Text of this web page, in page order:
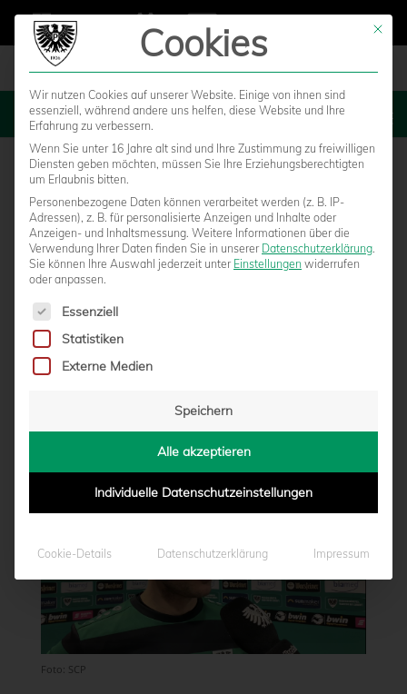
MENU
NACH REMIS: DIE STIMMEN ZUM SPIEL
vonMoritz Schwegmann|14.02.2020 - 22:00
Foto: SCP
Mit
Cookies
Wir nutzen Cookies auf unserer Website. Einige von ihnen sind
essenziell, während andere uns helfen, diese Website und Ihre
Erfahrung zu verbessern.
Wenn Sie unter 16 Jahre alt sind und Ihre Zustimmung zu freiwilligen
Diensten geben möchten, müssen Sie Ihre Erziehungsberechtigten
um Erlaubnis bitten.
Personenbezogene Daten können verarbeitet werden (z. B. IP-
Adressen), z. B. für personalisierte Anzeigen und Inhalte oder
Anzeigen- und Inhaltsmessung. Weitere Informationen über die
Verwendung Ihrer Daten finden Sie in unserer Datenschutzerklärung.
Sie können Ihre Auswahl jederzeit unter Einstellungen widerrufen
oder anpassen.
Es folgt eine Liste der Service-Gruppen, für die eine
Essenziell
Statistiken
Externe Medien
Speichern
Alle akzeptieren
Individuelle Datenschutzeinstellungen
Cookie-Details Datenschutzerklärung Impressum